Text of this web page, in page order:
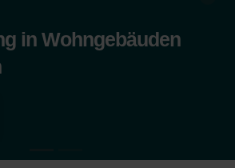
in Wohngebäuden